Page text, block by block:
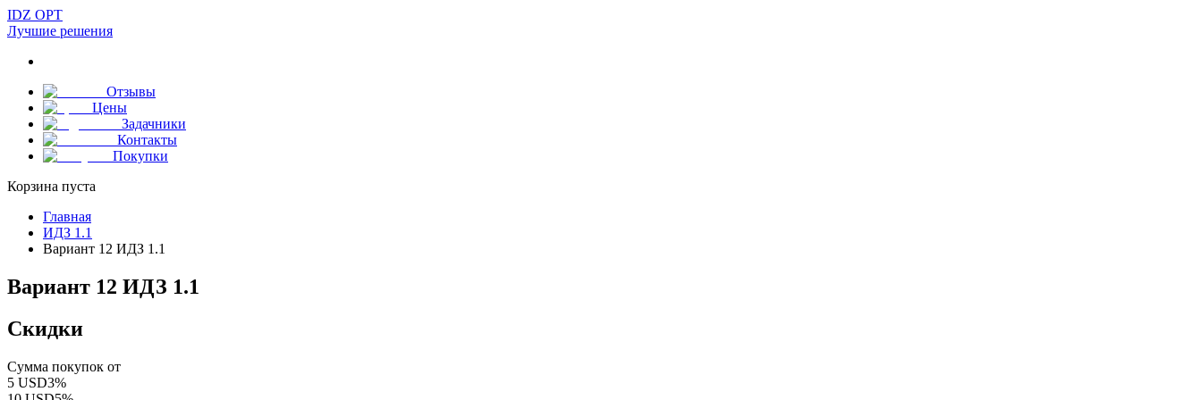
IDZ OPT
Лучшие решения
Отзывы
Цены
Задачники
Контакты
Покупки
Корзина пуста
Главная
ИДЗ 1.1
Вариант 12 ИДЗ 1.1
Вариант 12 ИДЗ 1.1
Скидки
Сумма покупок от
5 USD3%